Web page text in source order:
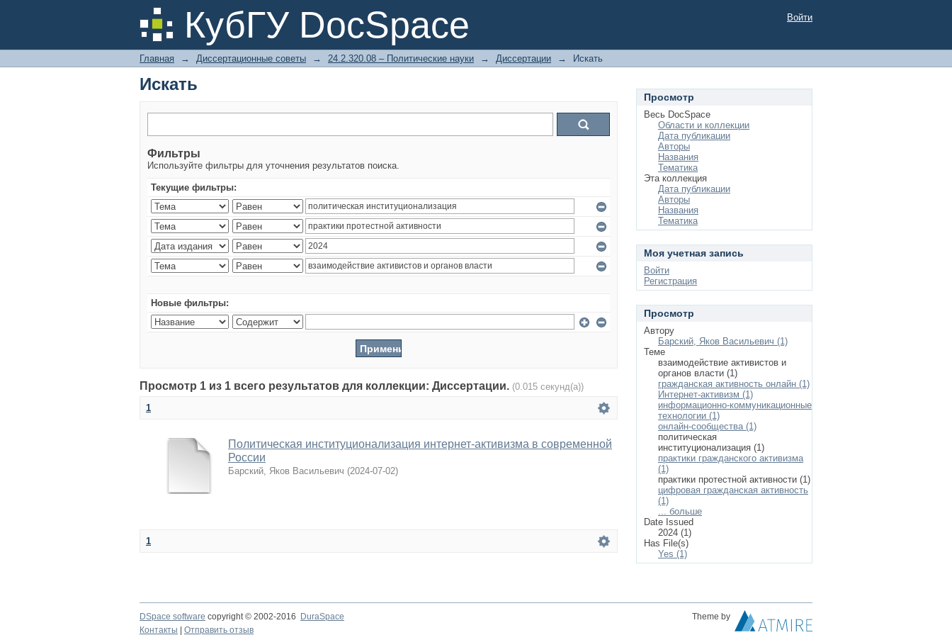
КубГУ DocSpace
Искать Войти
Главная → Диссертационные советы → 24.2.320.08 – Политические науки → Диссертации → Искать
Искать
Фильтры
Используйте фильтры для уточнения результатов поиска.
Текущие фильтры:
Новые фильтры:
Просмотр 1 из 1 всего результатов для коллекции: Диссертации. (0.015 секунд(а))
1
Политическая институционализация интернет-активизма в современной
России
Барский, Яков Васильевич (2024-07-02)
1
Просмотр
Весь DocSpace
Области и коллекции
Дата публикации
Авторы
Названия
Тематика
Эта коллекция
Дата публикации
Авторы
Названия
Тематика
Моя учетная запись
Войти
Регистрация
Просмотр
Автору
Барский, Яков Васильевич (1)
Теме
взаимодействие активистов и
органов власти (1)
гражданская активность онлайн (1)
Интернет-активизм (1)
информационно-коммуникационные
технологии (1)
онлайн-сообщества (1)
политическая
институционализация (1)
практики гражданского активизма
(1)
практики протестной активности (1)
цифровая гражданская активность
(1)
... больше
Date Issued
2024 (1)
Has File(s)
Yes (1)
DSpace software copyright © 2002-2016 DuraSpace
Theme by
Контакты
Отправить отзыв